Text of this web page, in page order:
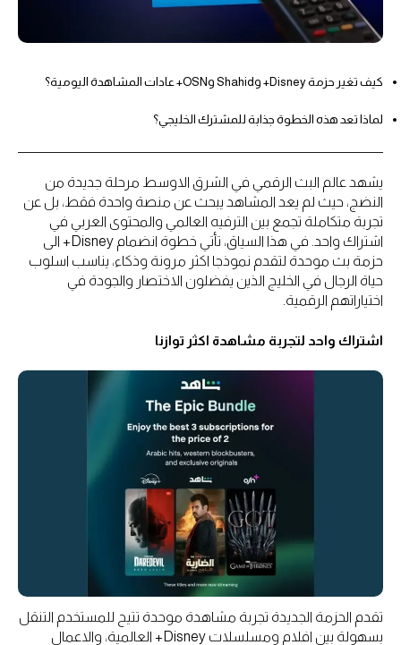
كيف تغير حزمة Disney+ وShahid وOSN+ عادات المشاهدة اليومية؟
لماذا تعد هذه الخطوة جذابة للمشترك الخليجي؟
يشهد عالم البث الرقمي في الشرق الاوسط مرحلة جديدة من
النضج، حيث لم يعد المشاهد يبحث عن منصة واحدة فقط، بل عن
تجربة متكاملة تجمع بين الترفيه العالمي والمحتوى العربي في
اشتراك واحد. في هذا السياق، تأتي خطوة انضمام Disney+ الى
حزمة بث موحدة لتقدم نموذجا اكثر مرونة وذكاء، يناسب اسلوب
حياة الرجال في الخليج الذين يفضلون الاختصار والجودة في
اختياراتهم الرقمية.
اشتراك واحد لتجربة مشاهدة اكثر توازنا
تقدم الحزمة الجديدة تجربة مشاهدة موحدة تتيح للمستخدم التنقل
بسهولة بين افلام ومسلسلات Disney+ العالمية، والاعمال